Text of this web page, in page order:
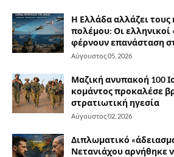
Η Ελλάδα αλλάζει τους
πολέμου: Οι ελληνικοί
φέρνουν επανάσταση
Αύγουστος 05, 2026
Μαζική ανυπακοή 100
κομάντος προκαλέσε
στρατιωτική ηγεσία
Αύγουστος 02, 2026
Διπλωματικό
Νετανιάχου αρνήθηκε